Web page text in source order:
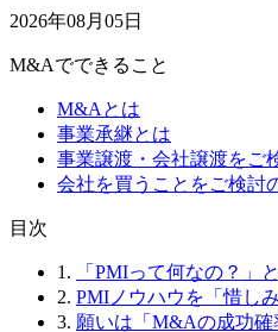
2026年08月05日
M&Aでできること
M&Aとは
事業承継とは
事業譲渡・会社譲渡をご
会社を買うことをご検討
⽬次
1.
「PMIって何なの？」
2. PMIノウハウを「惜し
3. 願いは「M&Aの成功確